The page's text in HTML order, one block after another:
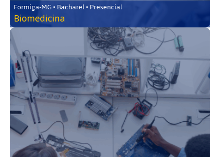
Formiga-MG • Bacharel • Presencial
Biomedicina